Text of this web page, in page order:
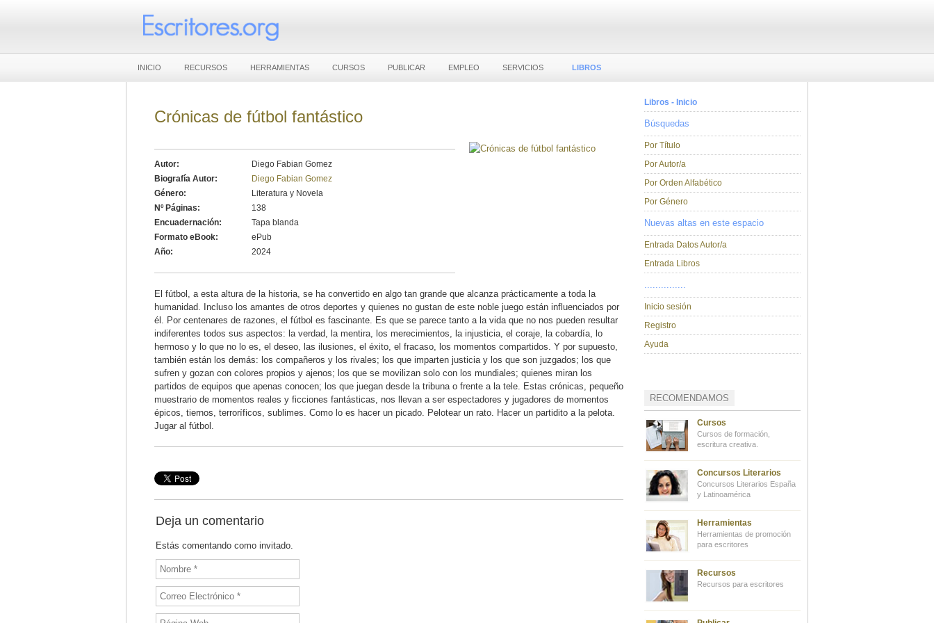
INICIO RECURSOS HERRAMIENTAS CURSOS PUBLICAR EMPLEO SERVICIOS LIBROS
Crónicas de fútbol fantástico
Autor:
Diego Fabian Gomez
Biografía Autor:
Diego Fabian Gomez
Género:
Literatura y Novela
Nº Páginas:
138
Encuadernación:
Tapa blanda
Formato eBook:
ePub
Año:
2024
El fútbol, a esta altura de la historia, se ha convertido en algo tan grande que alcanza prácticamente a toda la
humanidad. Incluso los amantes de otros deportes y quienes no gustan de este noble juego están influenciados por
él. Por centenares de razones, el fútbol es fascinante. Es que se parece tanto a la vida que no nos pueden resultar
indiferentes todos sus aspectos: la verdad, la mentira, los merecimientos, la injusticia, el coraje, la cobardía, lo
hermoso y lo que no lo es, el deseo, las ilusiones, el éxito, el fracaso, los momentos compartidos. Y por supuesto,
también están los demás: los compañeros y los rivales; los que imparten justicia y los que son juzgados; los que
sufren y gozan con colores propios y ajenos; los que se movilizan solo con los mundiales; quienes miran los
partidos de equipos que apenas conocen; los que juegan desde la tribuna o frente a la tele. Estas crónicas, pequeño
muestrario de momentos reales y ficciones fantásticas, nos llevan a ser espectadores y jugadores de momentos
épicos, tiernos, terroríficos, sublimes. Como lo es hacer un picado. Pelotear un rato. Hacer un partidito a la pelota.
Jugar al fútbol.
Deja un comentario
Estás comentando como invitado.
Libros - Inicio
Búsquedas
Por Título
Por Autor/a
Por Orden Alfabético
Por Género
Nuevas altas en este espacio
Entrada Datos Autor/a
Entrada Libros
...............
Inicio sesión
Registro
Ayuda
RECOMENDAMOS
Cursos
Cursos de formación,
escritura creativa.
Concursos Literarios
Concursos Literarios España
y Latinoamérica
Herramientas
Herramientas de promoción
para escritores
Recursos
Recursos para escritores